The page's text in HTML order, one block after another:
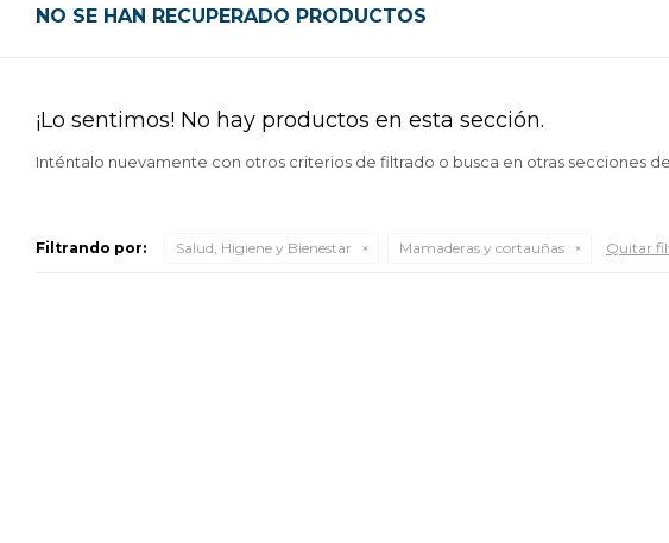
NO SE HAN RECUPERADO PRODUCTOS
¡Lo sentimos! No hay productos en esta sección.
Inténtalo nuevamente con otros criterios de filtrado o busca en otras secciones
Filtrando por: Salud, Higiene y Bienestar Mamaderas y cortauñas Quitar